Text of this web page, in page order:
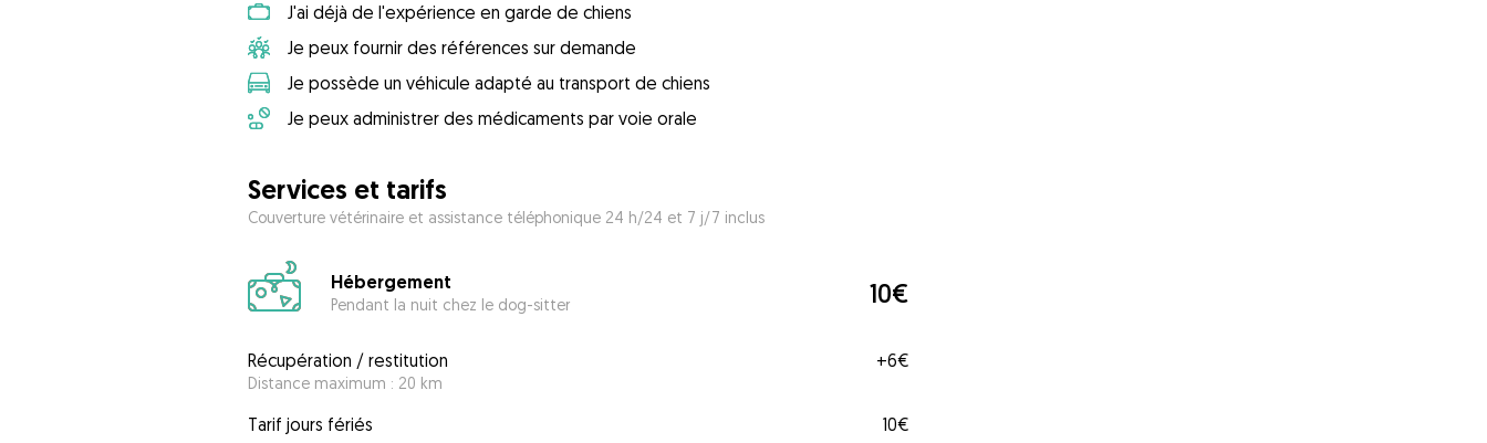
J'ai déjà de l'expérience en garde de chiens
Je peux fournir des références sur demande
Je possède un véhicule adapté au transport de chiens
Je peux administrer des médicaments par voie orale
Services et tarifs
Couverture vétérinaire et assistance téléphonique 24 h/24 et 7 j/7 inclus
Hébergement
Pendant la nuit chez le dog-sitter 10€
Récupération / restitution
Distance maximum : 20 km
+6€
Tarif jours fériés
10€